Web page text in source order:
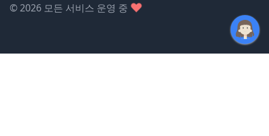
©2026 모든 서비스 운영 중